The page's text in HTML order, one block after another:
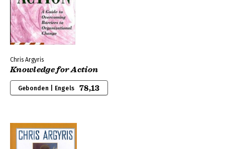
Chris Argyris
Knowledge for Action
Gebonden | Engels 78,13